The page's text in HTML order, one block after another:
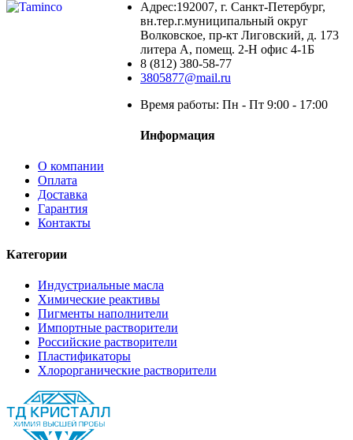
Адрес:192007, г. Санкт-Петербург,
вн.тер.г.муниципальный округ
Волковское, пр-кт Лиговский, д. 173
литера А, помещ. 2-Н офис 4-1Б
8 (812) 380-58-77
3805877@mail.ru
Время работы: Пн - Пт 9:00 - 17:00
Информация
О компании
Оплата
Доставка
Гарантия
Контакты
Категории
Индустриальные масла
Химические реактивы
Пигменты наполнители
Импортные растворители
Российские растворители
Пластификаторы
Хлорорганические растворители